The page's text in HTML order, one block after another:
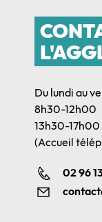
Du lundi au
8h30-12h00
13h30-17h00
(Accueil
02 96